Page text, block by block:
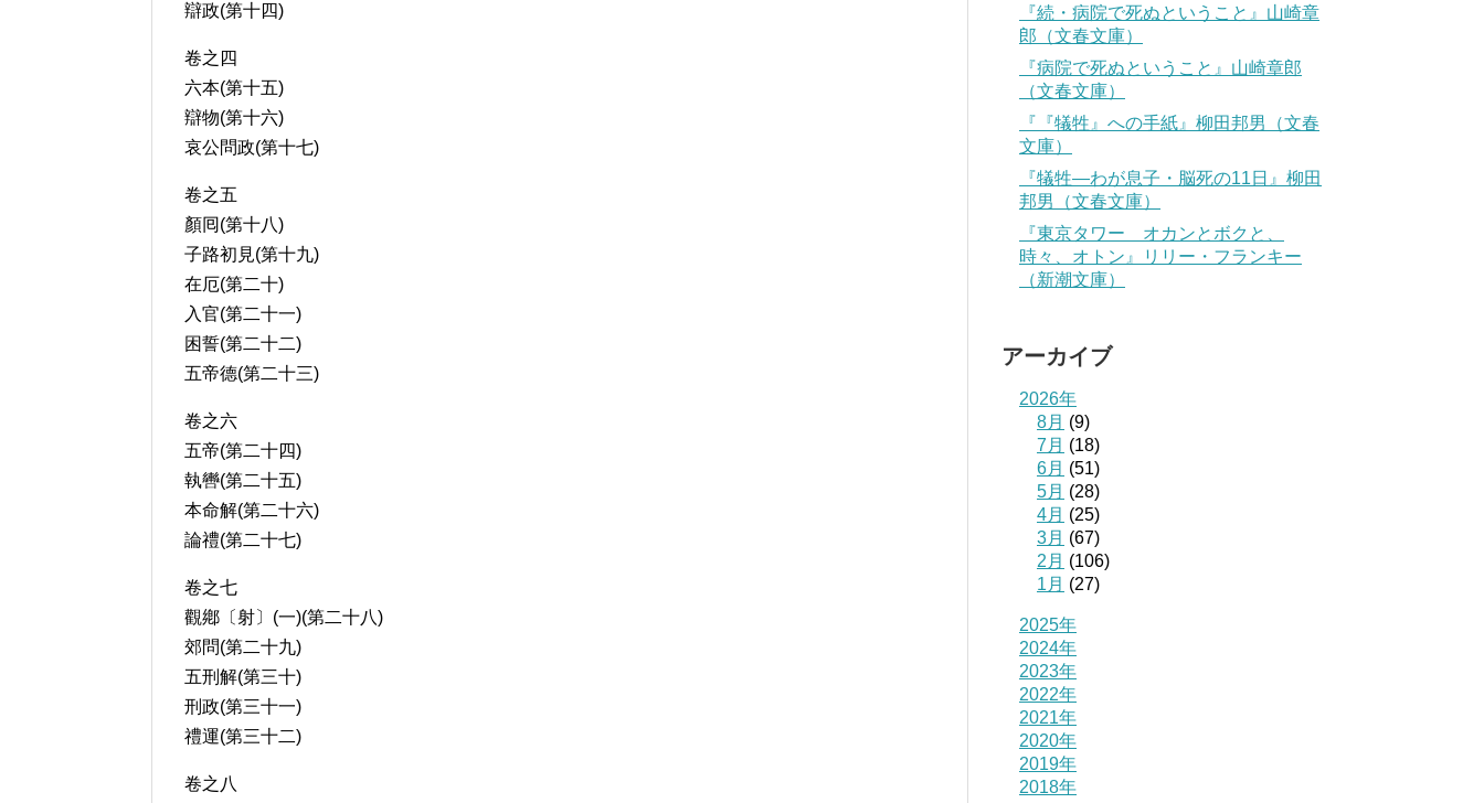
辯政(第十四)
卷之四
六本(第十五)
辯物(第十六)
哀公問政(第十七)
卷之五
顏囘(第十八)
子路初見(第十九)
在厄(第二十)
入官(第二十一)
困誓(第二十二)
五帝德(第二十三)
卷之六
五帝(第二十四)
執轡(第二十五)
本命解(第二十六)
論禮(第二十七)
卷之七
觀鄕〔射〕(一)(第二十八)
郊問(第二十九)
五刑解(第三十)
刑政(第三十一)
禮運(第三十二)
卷之八
『続・病院で死ぬということ』山崎章
郎（文春文庫）
『病院で死ぬということ』山崎章郎
（文春文庫）
『『犠牲』への手紙』柳田邦男（文春
文庫）
『犠牲―わが息子・脳死の11日』柳田
邦男（文春文庫）
『東京タワー オカンとボクと、
時々、オトン』リリー・フランキー
（新潮文庫）
アーカイブ
2026年
8月 (9)
7月 (18)
6月 (51)
5月 (28)
4月 (25)
3月 (67)
2月 (106)
1月 (27)
2025年
2024年
2023年
2022年
2021年
2020年
2019年
2018年